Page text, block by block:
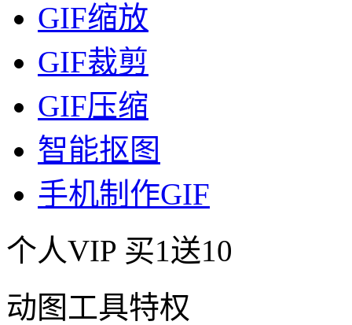
GIF缩放
GIF裁剪
GIF压缩
智能抠图
手机制作GIF
个人VIP 买1送10
动图工具特权